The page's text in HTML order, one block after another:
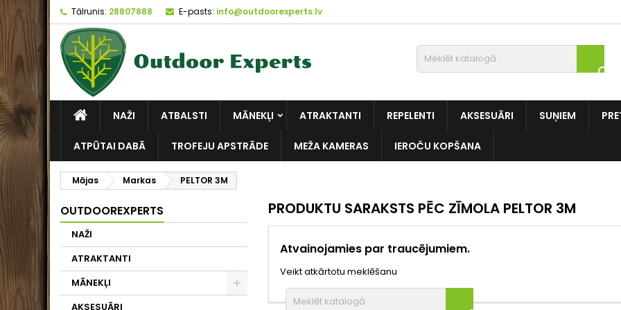
Tālrunis: 28807888 E-pasts: info@outdoorexperts.lv

NAŽI ATBALSTI MĀNEKĻI ATRAKTANTI REPELENTI AKSESUĀRI SUŅIEM
ATPŪTAI DABĀ TROFEJU APSTRĀDE MEŽA KAMERAS IEROČU KOPŠANA
Mājas Markas PELTOR 3M
OUTDOOREXPERTS
NAŽI
ATRAKTANTI
MĀNEKĻI
AKSESUĀRI
PRODUKTU SARAKSTS PĒC ZĪMOLA PELTOR 3M
Atvainojamies par traucējumiem.
Veikt atkārtotu meklēšanu